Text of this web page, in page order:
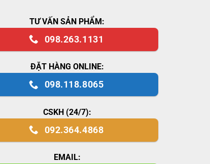
TƯ VẤN SẢN PHẨM:
098.263.1131
ĐẶT HÀNG ONLINE:
098.118.8065
CSKH (24/7):
092.364.4868
EMAIL: